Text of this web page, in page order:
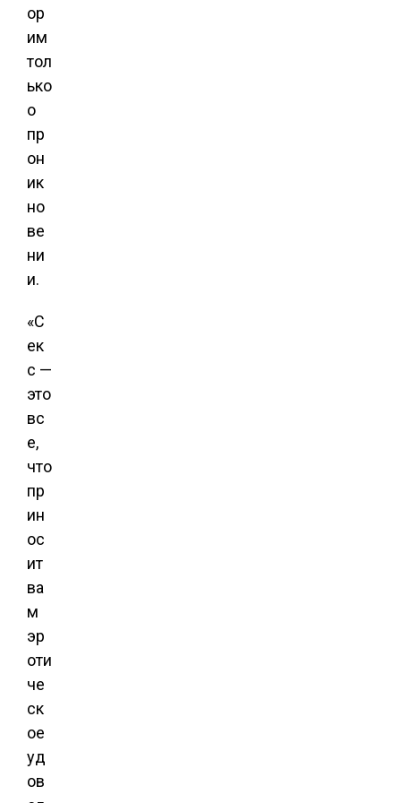
ор
им
тол
ько
о
пр
он
ик
но
ве
ни
и.
«С
ек
с —
это
вс
е,
что
пр
ин
ос
ит
ва
м
эр
оти
че
ск
ое
уд
ов